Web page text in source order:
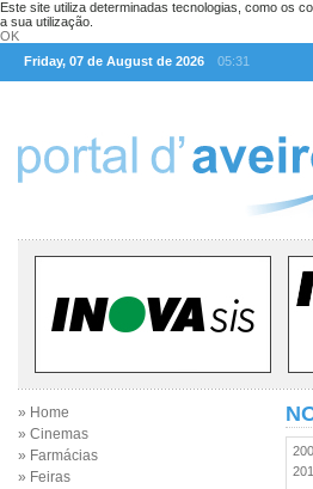
Este site utiliza determinadas tecnologias, como os
a sua utilização.
OK
Friday, 07 de August de 2026
05:31
» Home
» Cinemas
» Farmácias
» Feiras